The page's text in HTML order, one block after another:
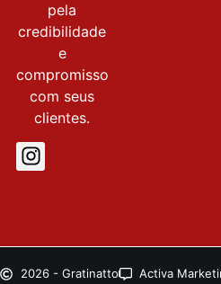
pela
credibilidade
e
compromisso
com seus
clientes.
2026 - Gratinatto Activa